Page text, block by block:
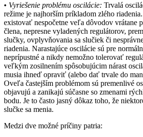
• Vyriešenie problému oscilácie: Trvalá
režime je najhorším príkladom zlého
existovať nespočetne veľa dôvodov vrátane
člena, nepresne vyladených regulátorov,
slučky, ovplyvňovania sa slučiek či
riadenia. Narastajúce oscilácie sú pre
neprípustné a nikdy nemožno tolerovať
veľkým zosilnením spôsobujúcim nárast
musia ihneď opraviť (alebo dať trvale do
Oveľa častejším problémom sú premenlivé
objavujú a zanikajú súčasne so zmenami
bodu. Je to často jasný dôkaz toho, že
slučke sa menia.
Medzi dve možné príčiny patria: